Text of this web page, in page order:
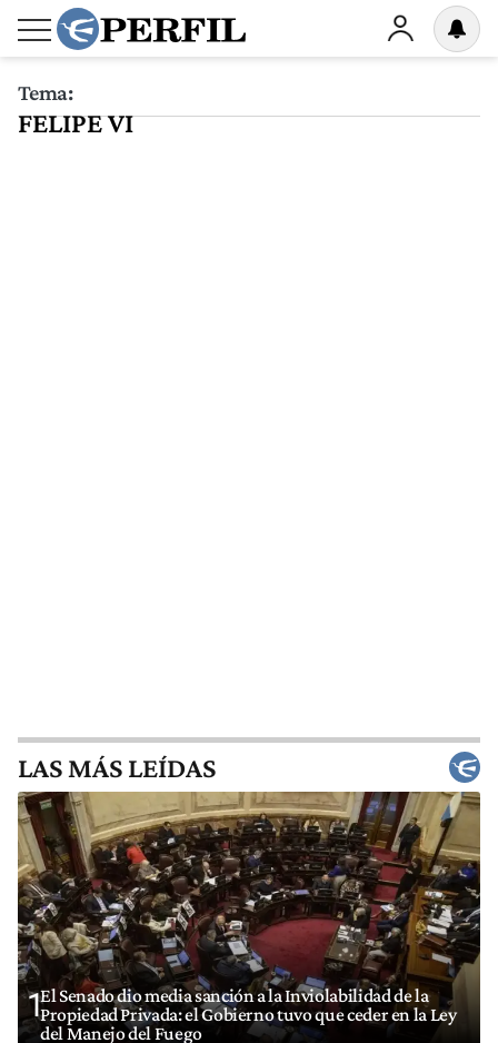
Tema:
FELIPE VI
LAS MÁS LEÍDAS
1El Senado dio media sanción a la Inviolabilidad de la
Propiedad Privada: el Gobierno tuvo que ceder en la Ley
del Manejo del Fuego